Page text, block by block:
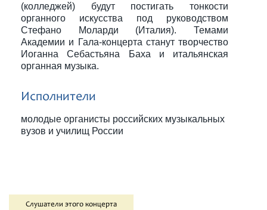
(колледжей) будут постигать тонкости
органного искусства под руководством
Стефано Моларди (Италия). Темами
Академии и Гала-концерта станут творчество
Иоганна Себастьяна Баха и итальянская
органная музыка.
Исполнители
молодые органисты российских музыкальных
вузов и училищ России
Слушатели этого концерта